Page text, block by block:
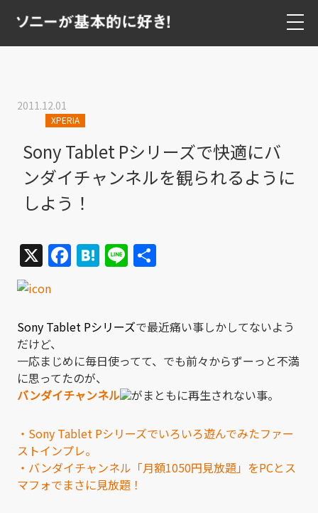
2011.12.01
XPERIA
Sony Tablet Pシリーズで快適にバ
ンダイチャンネルを観られるように
しよう！
X Facebook
Hatena
Line
Sony Tablet Pシリーズで最近痛い事しかしてないよう
だけど、
一応まじめに毎日使ってて、でも前々からずーっと不満
に思ってたのが、
バンダイチャンネル
がまともに再生されない事。
・Sony Tablet Pシリーズでいろいろ遊んでみたファー
ストインプレ。
・バンダイチャンネル「月額1050円見放題」をPCとス
マフォでまさに見放題！